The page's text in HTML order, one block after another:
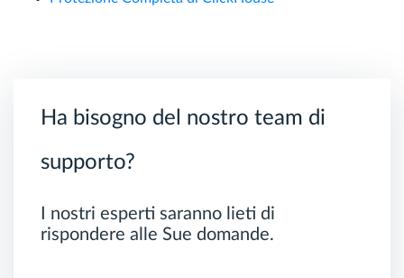
Ha bisogno del nostro team di
supporto?
I nostri esperti saranno lieti di
rispondere alle Sue domande.